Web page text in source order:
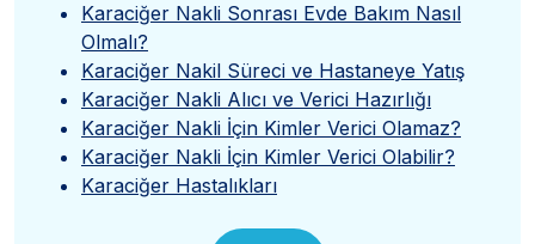
Karaciğer Nakli Sonrası Evde Bakım Nasıl
Olmalı?
Karaciğer Nakil Süreci ve Hastaneye Yatış
Karaciğer Nakli Alıcı ve Verici Hazırlığı
Karaciğer Nakli İçin Kimler Verici Olamaz?
Karaciğer Nakli İçin Kimler Verici Olabilir?
Karaciğer Hastalıkları